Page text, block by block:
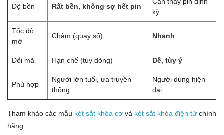
Độ bền Rất bền, không sợ hết pin
kỳ
Tốc độ
mở
Chậm (quay số) Nhanh
Đổi mã Hạn chế (tùy dòng) Dễ, tùy ý
Phù hợp
Người lớn tuổi, ưa truyền
thống
Người dùng hiện
đại
Tham khảo các mẫu két sắt khóa cơ và két sắt khóa điện tử chính
hãng.